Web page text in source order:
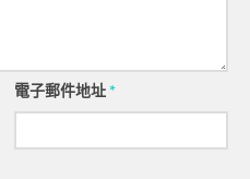
電子郵件地址*